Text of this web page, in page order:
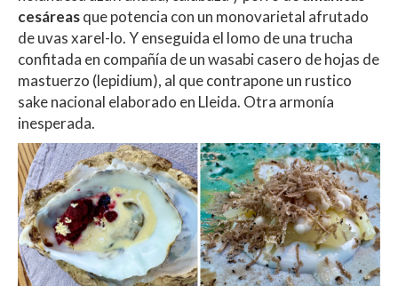
cesáreasque potencia con un monovarietal afrutado
de uvas xarel-lo. Y enseguida el lomo de una trucha
confitada en compañía de un wasabi casero de hojas de
mastuerzo (lepidium), al que contrapone un rustico
sake nacional elaborado en Lleida. Otra armonía
inesperada.